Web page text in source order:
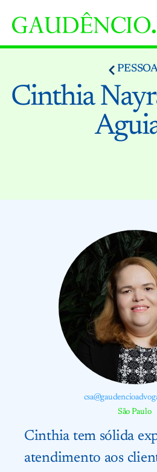
Cinthia
São Paulo
Cinthia tem sólida
atendimento aos